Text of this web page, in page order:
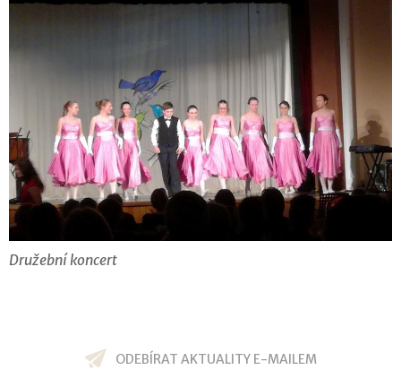
Družební koncert
ODEBÍRAT AKTUALITY E-MAILEM